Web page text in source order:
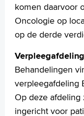
komen daarvoor
Oncologie op
op de derde
Behandelingen
verpleegafdeling
Op deze
ingericht voor